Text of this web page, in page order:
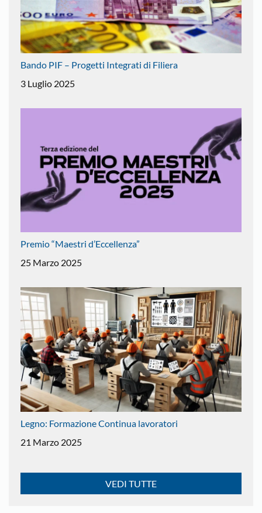
Bando PIF – Progetti Integrati di Filiera
3 Luglio 2025
Premio “Maestri d’Eccellenza”
25 Marzo 2025
Legno: Formazione Continua lavoratori
21 Marzo 2025
VEDI TUTTE